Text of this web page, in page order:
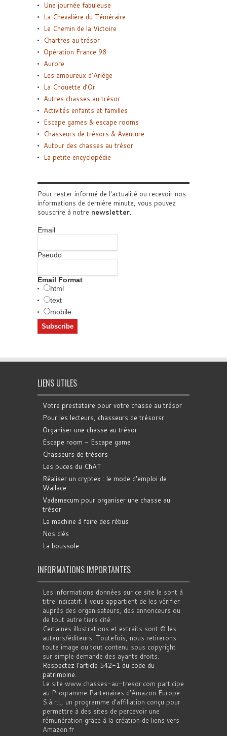
Une journée fabuleuse
La Chevalière du Téméraire
Le Chemin de la Victoire
Chartres au trésor
Opération France 98
Aurore
Les amoureux d’Ariège
La Chouette d’Or
Autres chasses au trésor
Activités enfants et familles
Escape games & escape rooms
Chasseurs de trésors & Aventure
Autour des chasses au trésor
La petite encyclopédie
Pour rester informé de l'actualité ou recevoir nos
informations de dernière minute, vous pouvez
souscrire à notre newsletter.
Email
Pseudo
Email Format
html
text
mobile
LIENS UTILES
Votre prestataire pour votre chasse au trésor
Pour les lecteurs, chasseurs de trésorsr
Organiser une chasse au trésor
Escape room - Escape game
Chasseurs de trésors
Les puces du ChAT
Réaliser un cryptex : le mode d'emploi de
Wallace
Vademecum pour organiser une chasse au
trésor
La machine à faire des rébus
Nos clés
La boussole
INFORMATIONS IMPORTANTES
Les informations données sur ce site le sont à
titre indicatif. Il vous appartient de les vérifier
auprès des organisateurs, des annonceurs ou
de tout autre tiers cité.
Certaines illustrations et extraits sont © les
auteurs/éditeurs. Toutefois, nous retirerons
toute image ou tout contenu sous copyright
sur simple demande des ayants droits.
Respectez l'article 542-1 du code du
patrimoine.
Le site www.chasses-au-tresor.com participe
au Programme Partenaires d’Amazon Europe
S.à r.l., un programme d’affiliation conçu pour
permettre à des sites de percevoir une
rémunération grâce à la création de liens vers
Amazon.fr